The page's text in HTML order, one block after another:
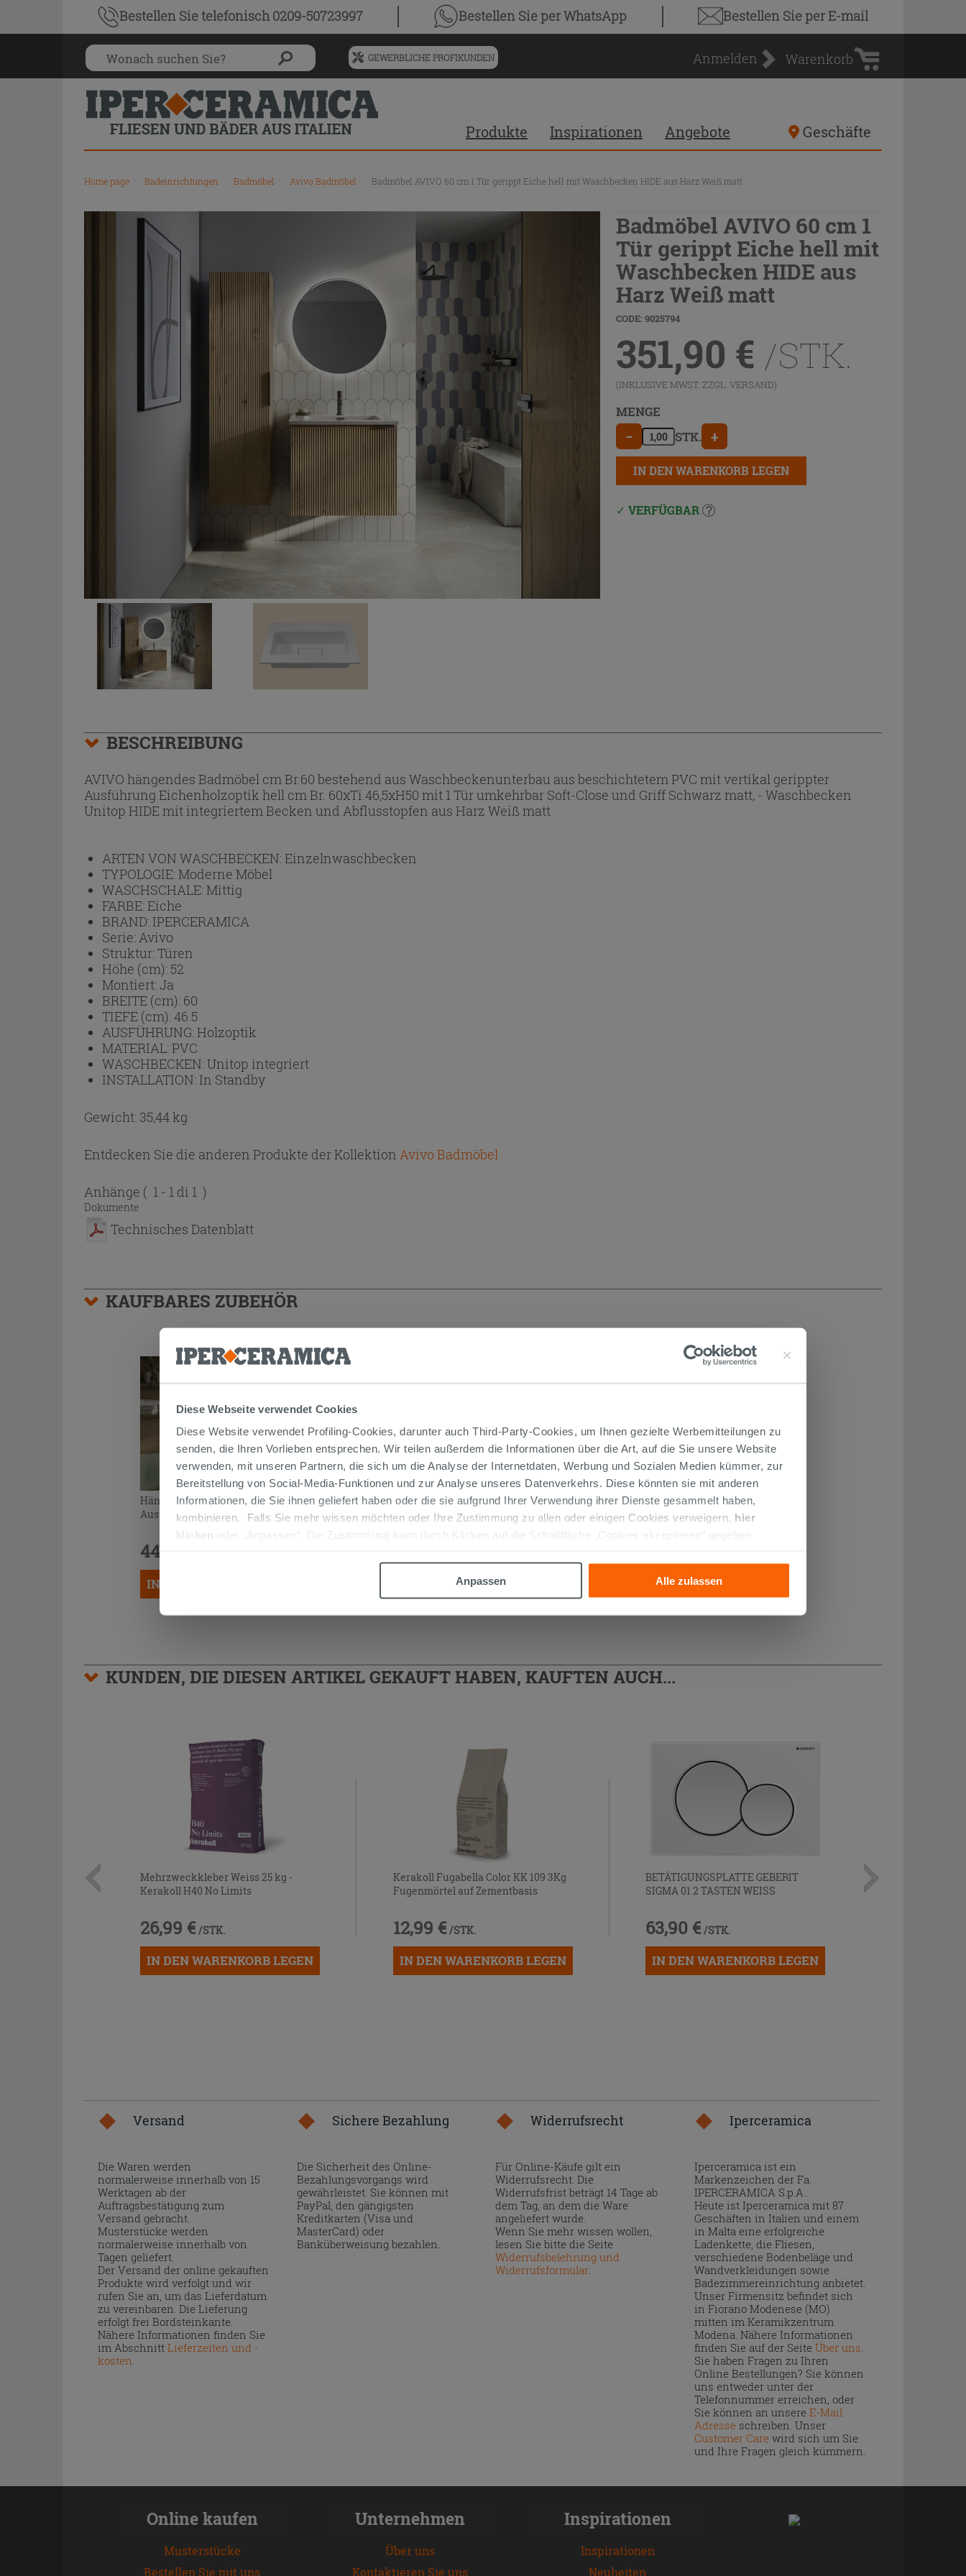
Diese Webseite verwendet Cookies
Diese Website verwendet Profiling-Cookies, darunter auch Third-Party-Cookies, um Ihnen gezielte Werbemitteilungen zu
senden, die Ihren Vorlieben entsprechen. Wir teilen außerdem die Informationen über die Art, auf die Sie unsere Website
verwenden, mit unseren Partnern, die sich um die Analyse der Internetdaten, Werbung und Sozialen Medien kümmer, zur
Bereitstellung von Social-Media-Funktionen und zur Analyse unseres Datenverkehrs. Diese könnten sie mit anderen
Informationen, die Sie ihnen geliefert haben oder die sie aufgrund Ihrer Verwendung ihrer Dienste gesammelt haben,
kombinieren. Falls Sie mehr wissen möchten oder Ihre Zustimmung zu allen oder einigen Cookies verweigern, hier
klicken
oder „Anpassen“. Die Zustimmung kann durch Klicken auf die Schaltfläche „Cookies akzeptieren“ gegeben
Anpassen
Alle zulassen
Bestellen Sietelefonisch 0209-50723997 Bestellen Sieper WhatsApp Bestellen Sieper E-mail
Menü
für
vorgeschlagenen
Siteinhalt
und
Suchprotokoll
GEWERBLICHE PROFIKUNDEN Anmelden
Warenkorb
Warenkorb
Produkte Inspirationen Angebote Geschäfte
Home page Badeinrichtungen Badmöbel Avivo Badmöbel Badmöbel AVIVO 60 cm 1 Tür gerippt Eiche hell mit Waschbecken HIDE aus Harz Weiß matt
Badmöbel AVIVO 60 cm 1
Tür gerippt Eiche hell mit
Waschbecken HIDE aus
Harz Weiß matt
CODE: 9025794
351,90 € /STK.
(INKLUSIVE MWST. ZZGL. VERSAND)
MENGE
− STK. +
IN DEN WARENKORB LEGEN
VERFÜGBAR
BESCHREIBUNG
AVIVO hängendes Badmöbel cm Br.60 bestehend aus Waschbeckenunterbau aus beschichtetem PVC mit vertikal gerippter
Ausführung Eichenholzoptik hell cm Br. 60xTi.46,5xH50 mit 1 Tür umkehrbar Soft-Close und Griff Schwarz matt, - Waschbecken
Unitop HIDE mit integriertem Becken und Abflusstopfen aus Harz Weiß matt
ARTEN VON WASCHBECKEN:Einzelnwaschbecken
TYPOLOGIE:Moderne Möbel
WASCHSCHALE:Mittig
FARBE:Eiche
BRAND: IPERCERAMICA
Serie: Avivo
Struktur:Türen
Höhe (cm): 52
Montiert:Ja
BREITE (cm): 60
TIEFE (cm):46.5
AUSFÜHRUNG:Holzoptik
MATERIAL:PVC
WASCHBECKEN:Unitop integriert
INSTALLATION: In Standby
Gewicht: 35,44 kg
Entdecken Sie die anderen Produkte der Kollektion Avivo Badmöbel
Anhänge ( 1 - 1 di 1 )
Dokumente
Technisches Datenblatt
KAUFBARES ZUBEHÖR
Hängeschrank AVIVO gerippte
Ausführung hell Eiche
449,90 €
IN DEN WARENKORB LEGEN
KUNDEN, DIE DIESEN ARTIKEL GEKAUFT HABEN, KAUFTEN AUCH...
Mehrzweckkleber Weiss 25 kg -
Kerakoll H40 No Limits
26,99 € /STK.
IN DEN WARENKORB LEGEN
Kerakoll Fugabella Color KK 109 3Kg
Fugenmörtel auf Zementbasis
12,99 € /STK.
IN DEN WARENKORB LEGEN
BETÄTIGUNGSPLATTE GEBERIT
SIGMA 01 2 TASTEN WEISS
63,90 € /STK.
IN DEN WARENKORB LEGEN
Versand
Die Waren werden
normalerweise innerhalb von 15
Werktagen ab der
Auftragsbestätigung zum
Versand gebracht.
Musterstücke werden
normalerweise innerhalb von
Tagen geliefert.
Der Versand der online gekauften
Produkte wird verfolgt und wir
rufen Sie an, um das Lieferdatum
zu vereinbaren. Die Lieferung
erfolgt frei Bordsteinkante.
Nähere Informationen finden Sie
im Abschnitt Lieferzeiten und -
kosten.
Sichere Bezahlung
Die Sicherheit des Online-
Bezahlungsvorgangs wird
gewährleistet. Sie können mit
PayPal, den gängigsten
Kreditkarten (Visa und
MasterCard) oder
Banküberweisung bezahlen.
Widerrufsrecht
Für Online-Käufe gilt ein
Widerrufsrecht. Die
Widerrufsfrist beträgt 14 Tage ab
dem Tag, an dem die Ware
angeliefert wurde.
Wenn Sie mehr wissen wollen,
lesen Sie bitte die Seite
Widerrufsbelehrung und
Widerrufsformular.
Iperceramica
Iperceramica ist ein
Markenzeichen der Fa.
IPERCERAMICA S.p.A..
Heute ist Iperceramica mit 87
Geschäften in Italien und einem
in Malta eine erfolgreiche
Ladenkette, die Fliesen,
verschiedene Bodenbeläge und
Wandverkleidungen sowie
Badezimmereinrichtung anbietet.
Unser Firmensitz befindet sich
in Fiorano Modenese (MO)
mitten im Keramikzentrum
Modena. Nähere Informationen
finden Sie auf der Seite Über uns.
Sie haben Fragen zu Ihren
Online Bestellungen? Sie können
uns entweder unter der
Telefonnummer erreichen, oder
Sie können an unsere E-Mail
Adresseschreiben. Unser
Customer Carewird sich um Sie
und Ihre Fragen gleich kümmern.
Online kaufen
Musterstücke
Bestellen Sie mit uns
Unternehmen
Über uns
Kontaktieren Sie uns
Inspirationen
Inspirationen
Neuheiten